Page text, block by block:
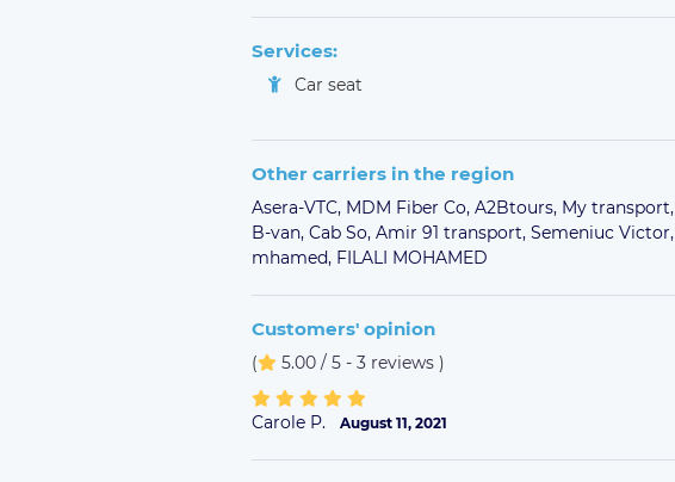
Services:
Car seat
Other carriers in the region
Asera-VTC, MDM Fiber Co, A2Btours, My transport,
B-van, Cab So, Amir 91 transport, Semeniuc Victor,
mhamed, FILALI MOHAMED
Customers' opinion
( 5.00 / 5 - 3 reviews )
Carole P. August 11, 2021